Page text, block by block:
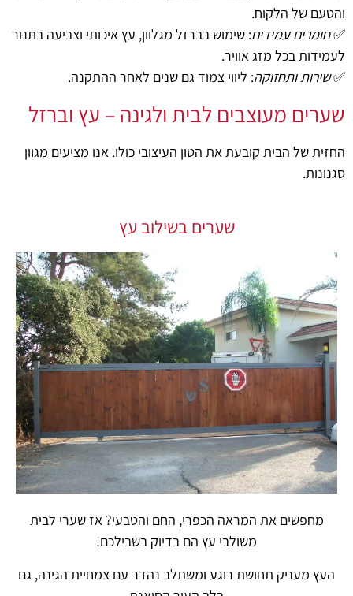
והטעם של הלקוח.
✅חומרים עמידים: שימוש בברזל מגלוון, עץ איכותי וצביעה בתנור
לעמידות בכל מזג אוויר.
✅שירות ותחזוקה: ליווי צמוד גם שנים לאחר ההתקנה.
שערים מעוצבים לבית ולגינה – עץ וברזל
החזית של הבית קובעת את הטון העיצובי כולו. אנו מציעים מגוון
סגנונות.
שערים בשילוב עץ
מחפשים את המראה הכפרי, החם והטבעי? אז שערי לבית
משולבי עץ הם בדיוק בשבילכם!
העץ מעניק תחושת רוגע ומשתלב נהדר עם צמחיית הגינה, גם